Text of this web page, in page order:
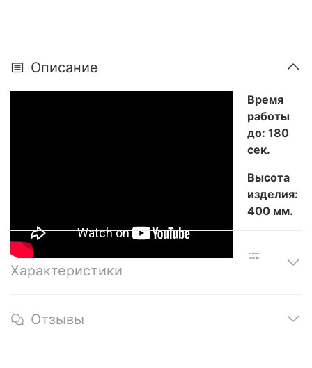
Описание
Время
работы
до: 180
сек.
Высота
изделия:
400 мм.
Характеристики
Отзывы